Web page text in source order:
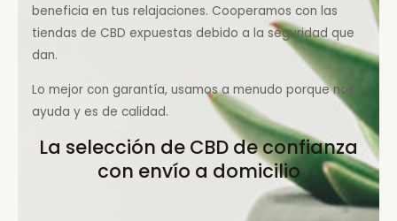
beneficia en tus relajaciones. Cooperamos con las
tiendas de CBD expuestas debido a la seguridad que
dan.
Lo mejor con garantía, usamos a menudo porque nos
ayuda y es de calidad.
La selección de CBD de confianza
con envío a domicilio